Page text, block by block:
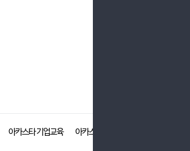
아카스타 기업교육 아카스타 화상·전화영어